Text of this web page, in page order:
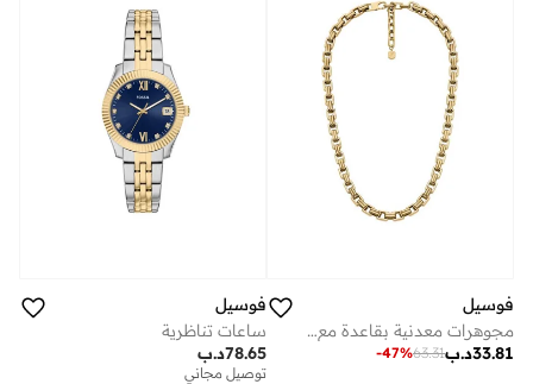
فوسيل
مجوهرات معدنية بقاعدة مع زركونيا مكعبة
د.ب33.81
63.31
-47%
فوسيل
ساعات تناظرية
د.ب78.65
توصيل مجاني